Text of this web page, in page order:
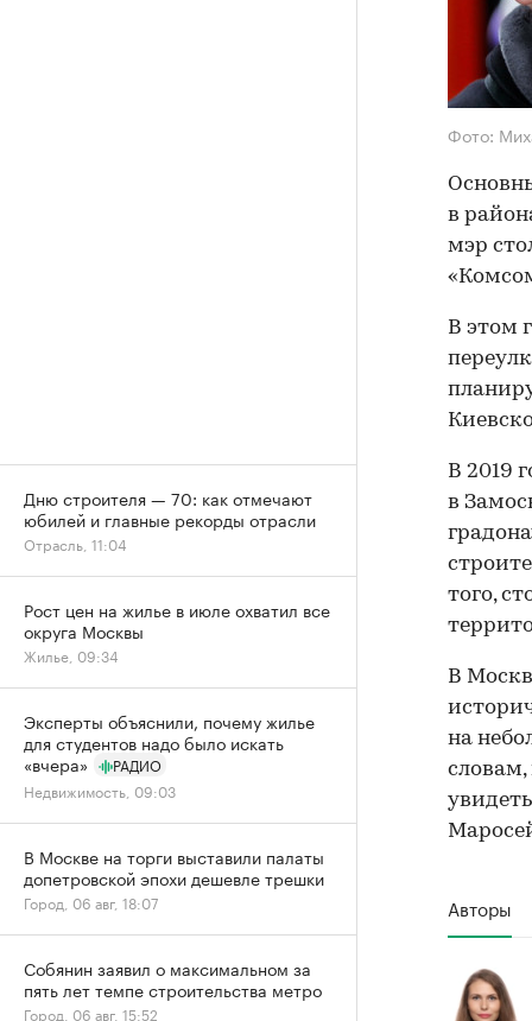
Фото:
в
мэр
В этом
В 2019
в
того,
В
на
Авторы
Дню строителя — 70: как отмечают
юбилей и главные рекорды отрасли
Отрасль, 11:04
Рост цен на жилье в июле охватил все
округа Москвы
Жилье, 09:34
Эксперты объяснили, почему жилье
для студентов надо было искать
«вчера»
РАДИО
Недвижимость, 09:03
В Москве на торги выставили палаты
допетровской эпохи дешевле трешки
Город, 06 авг, 18:07
Собянин заявил о максимальном за
пять лет темпе строительства метро
Город, 06 авг, 15:52